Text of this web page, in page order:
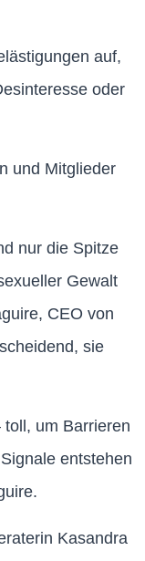
auf,
oder
und Mitglieder
nur die Spitze
Gewalt
CEO von
sie
um Barrieren
entstehen
Kasandra